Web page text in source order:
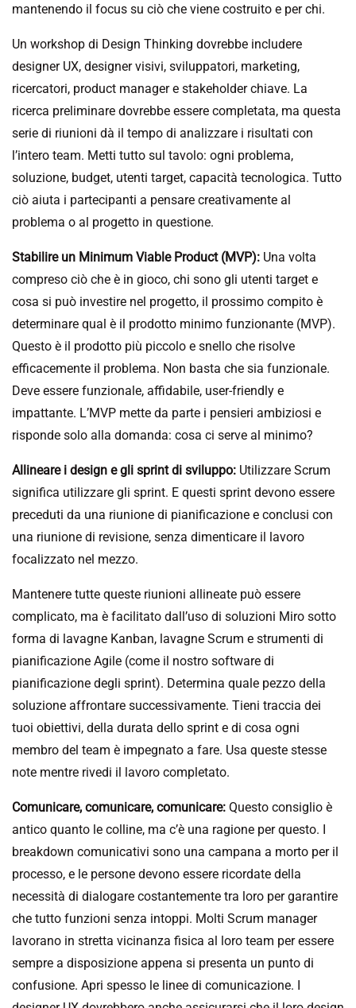
mantenendo il focus su ciò che viene costruito e per chi.
Un workshop di Design Thinking dovrebbe includere
designer UX, designer visivi, sviluppatori, marketing,
ricercatori, product manager e stakeholder chiave. La
ricerca preliminare dovrebbe essere completata, ma questa
serie di riunioni dà il tempo di analizzare i risultati con
l’intero team. Metti tutto sul tavolo: ogni problema,
soluzione, budget, utenti target, capacità tecnologica. Tutto
ciò aiuta i partecipanti a pensare creativamente al
problema o al progetto in questione.
Stabilire un Minimum Viable Product (MVP): Una volta
compreso ciò che è in gioco, chi sono gli utenti target e
cosa si può investire nel progetto, il prossimo compito è
determinare qual è il prodotto minimo funzionante (MVP).
Questo è il prodotto più piccolo e snello che risolve
efficacemente il problema. Non basta che sia funzionale.
Deve essere funzionale, affidabile, user-friendly e
impattante. L’MVP mette da parte i pensieri ambiziosi e
risponde solo alla domanda: cosa ci serve al minimo?
Allineare i design e gli sprint di sviluppo: Utilizzare Scrum
significa utilizzare gli sprint. E questi sprint devono essere
preceduti da una riunione di pianificazione e conclusi con
una riunione di revisione, senza dimenticare il lavoro
focalizzato nel mezzo.
Mantenere tutte queste riunioni allineate può essere
complicato, ma è facilitato dall’uso di soluzioni Miro sotto
forma di lavagne Kanban, lavagne Scrum e strumenti di
pianificazione Agile (come il nostro software di
pianificazione degli sprint). Determina quale pezzo della
soluzione affrontare successivamente. Tieni traccia dei
tuoi obiettivi, della durata dello sprint e di cosa ogni
membro del team è impegnato a fare. Usa queste stesse
note mentre rivedi il lavoro completato.
Comunicare, comunicare, comunicare: Questo consiglio è
antico quanto le colline, ma c’è una ragione per questo. I
breakdown comunicativi sono una campana a morto per il
processo, e le persone devono essere ricordate della
necessità di dialogare costantemente tra loro per garantire
che tutto funzioni senza intoppi. Molti Scrum manager
lavorano in stretta vicinanza fisica al loro team per essere
sempre a disposizione appena si presenta un punto di
confusione. Apri spesso le linee di comunicazione. I